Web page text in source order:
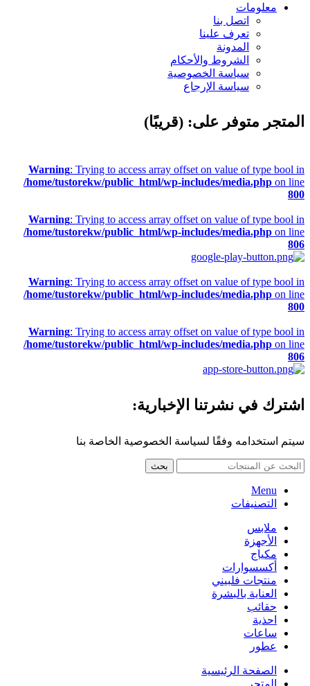
معلومات
اتصل بنا
تعرف علينا
المدونة
الشروط والأحكام
سياسة الخصوصية
سياسة الإرجاع
المتجر متوفر على: (قريبًا)
Warning: Trying to access array offset on value of type bool in
/home/tustorekw/public_html/wp-includes/media.php on line
800
Warning: Trying to access array offset on value of type bool in
/home/tustorekw/public_html/wp-includes/media.php on line
806
Warning: Trying to access array offset on value of type bool in
/home/tustorekw/public_html/wp-includes/media.php on line
800
Warning: Trying to access array offset on value of type bool in
/home/tustorekw/public_html/wp-includes/media.php on line
806
اشترك في نشرتنا الإخبارية:
سيتم استخدامه وفقًا لسياسة الخصوصية الخاصة بنا
بحث
Menu
التصنيفات
ملابس
الأجهزة
مكياج
أكسسوارات
منتجات فلبيني
العناية بالبشرة
حقائب
احذية
ساعات
عطور
الصفحة الرئيسية
المتجر